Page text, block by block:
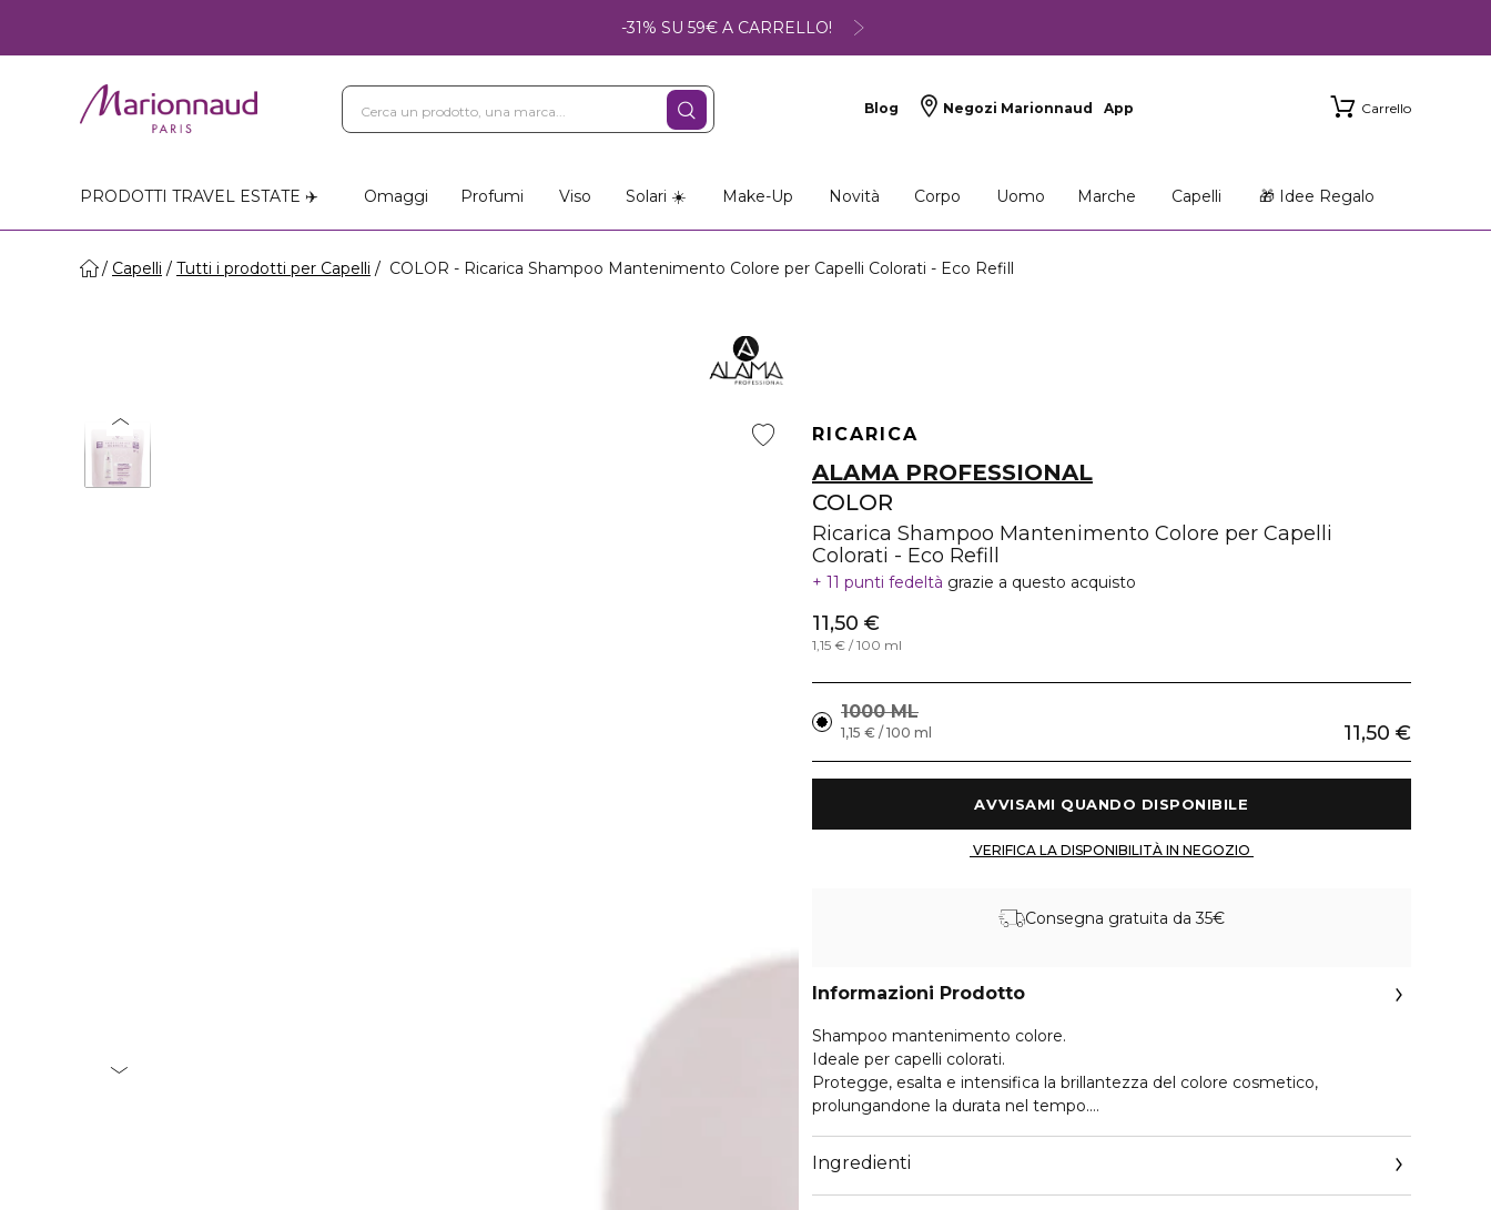
-31% SU 59€ A CARRELLO!
Blog Negozi Marionnaud App Carrello
PRODOTTI TRAVEL ESTATE ✈️ Omaggi Profumi Viso Solari ☀️ Make-Up Novità Corpo Uomo Marche Capelli 🎁 Idee Regalo
Capelli Tutti i prodotti per Capelli COLOR - Ricarica Shampoo Mantenimento Colore per Capelli Colorati - Eco Refill
RICARICA
ALAMA PROFESSIONAL
COLOR
Ricarica Shampoo Mantenimento Colore per Capelli
Colorati - Eco Refill
11 punti fedeltà grazie a questo acquisto
11,50 €
1,15 € / 100 ml
1000 ML
11,50 €
1,15 € / 100 ml
Consegna gratuita da 35€
Informazioni Prodotto
Shampoo mantenimento colore.
Ideale per capelli colorati.
Protegge, esalta e intensifica la brillantezza del colore cosmetico,
prolungandone la durata nel tempo.
Ingredienti